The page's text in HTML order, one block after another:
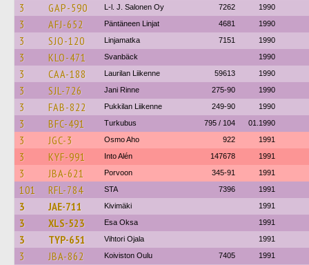
3 GAP-590 L-l. J. Salonen Oy 7262 1990
3 AFJ-652 Päntäneen Linjat 4681 1990
3 SJO-120 Linjamatka 7151 1990
3 KLO-471 Svanbäck 1990
3 CAA-188 Laurilan Liikenne 59613 1990
3 SJL-726 Jani Rinne 275-90 1990
3 FAB-822 Pukkilan Liikenne 249-90 1990
3 BFC-491 Turkubus 795 / 104 01.1990
3 JGC-3 Osmo Aho 922 1991
3 KYF-991 Into Alén 147678 1991
3 JBA-621 Porvoon 345-91 1991
101 RFL-784 STA 7396 1991
3 JAE-711 Kivimäki 1991
3 XLS-523 Esa Oksa 1991
3 TYP-651 Vihtori Ojala 1991
3 JBA-862 Koiviston Oulu 7405 1991